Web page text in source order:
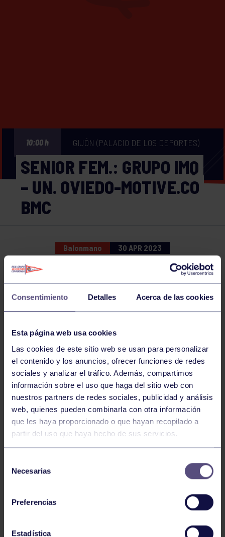
Consentimiento Detalles Acerca de las cookies
Esta página web usa cookies
Las cookies de este sitio web se usan para personalizar
el contenido y los anuncios, ofrecer funciones de redes
sociales y analizar el tráfico. Además, compartimos
información sobre el uso que haga del sitio web con
nuestros partners de redes sociales, publicidad y análisis
web, quienes pueden combinarla con otra información
que les haya proporcionado o que hayan recopilado a
partir del uso que haya hecho de sus servicios.
Necesarias
Preferencias
Estadística
10:00 h GIJÓN (PALACIO DE LOS DEPORTES)
SENIOR FEM.: GRUPO IMQ
– UN. OVIEDO-MOTIVE.CO
BMC
Balonmano 30 APR 2023
NOTICIAS RELACIONADAS
Balonmano 25 May 2026
LEO CARDELI, CONVOCADO CON
ESPAÑA